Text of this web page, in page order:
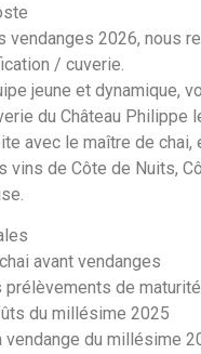
vendanges 2026, nous
/ cuverie.
jeune et dynamique,
du Château Philippe
avec le maître de chai,
vins de Côte de Nuits,
avant vendanges
prélèvements de maturité
du millésime 2025
vendange du millésime